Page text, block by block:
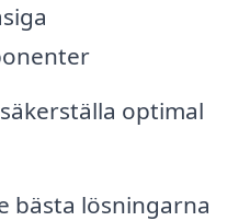
optimal
bästa lösningarna